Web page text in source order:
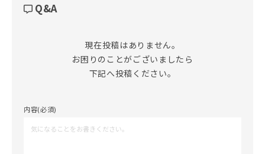
Q&A
現在投稿はありません。
お困りのことがございましたら
下記へ投稿ください。
内容(必須)